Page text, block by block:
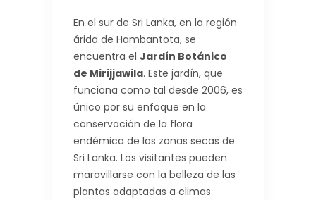
En el sur de Sri Lanka, en la región
árida de Hambantota, se
encuentra el Jardín Botánico
de Mirijjawila. Este jardín, que
funciona como tal desde 2006, es
único por su enfoque en la
conservación de la flora
endémica de las zonas secas de
Sri Lanka. Los visitantes pueden
maravillarse con la belleza de las
plantas adaptadas a climas